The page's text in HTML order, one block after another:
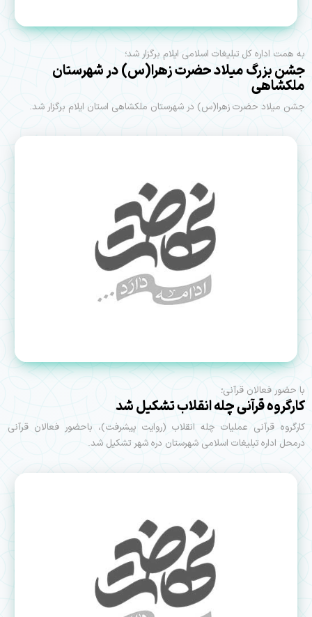
به همت اداره کل تبلیغات اسلامی ایلام برگزار شد؛
جشن بزرگ میلاد حضرت زهرا(س) در شهرستان
ملکشاهی
جشن میلاد حضرت زهرا(س) در شهرستان ملکشاهی استان ایلام برگزار شد.
با حضور فعالان قرآنی؛
کارگروه قرآنی چله انقلاب تشکیل شد
کارگروه قرآنی عملیات چله انقلاب (روایت پیشرفت)، باحضور فعالان قرآنی
درمحل اداره تبلیغات اسلامی شهرستان دره شهر تشکیل شد.